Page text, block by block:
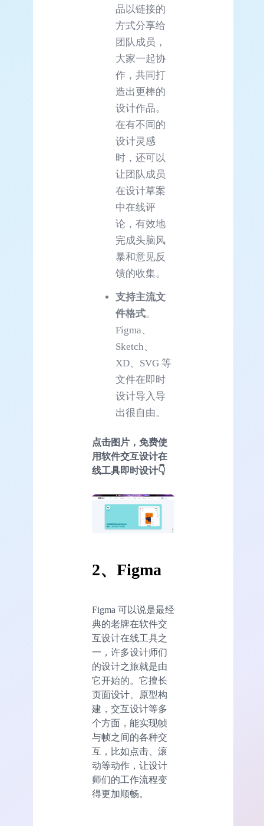
品以链接的
方式分享给
团队成员，
大家一起协
作，共同打
造出更棒的
设计作品。
在有不同的
设计灵感
时，还可以
让团队成员
在设计草案
中在线评
论，有效地
完成头脑风
暴和意见反
馈的收集。
支持主流文
件格式。
Figma、
Sketch、
XD、SVG 等
文件在即时
设计导入导
出很自由。
点击图片，免费使
用软件交互设计在
线工具即时设计👇
2、Figma
Figma 可以说是最经
典的老牌在软件交
互设计在线工具之
一，许多设计师们
的设计之旅就是由
它开始的。它擅长
页面设计、原型构
建，交互设计等多
个方面，能实现帧
与帧之间的各种交
互，比如点击、滚
动等动作，让设计
师们的工作流程变
得更加顺畅。